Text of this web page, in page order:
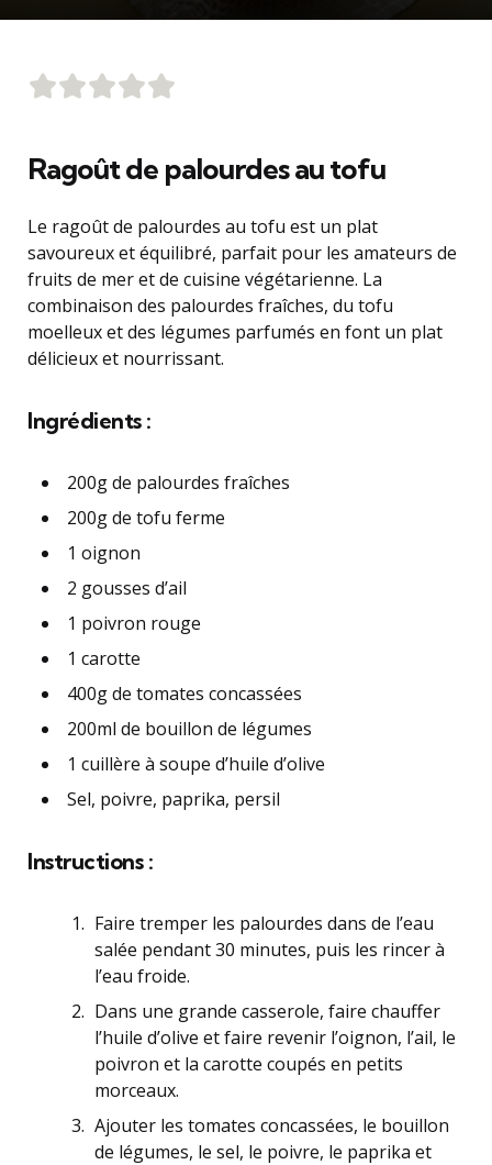
Ragoût de palourdes au tofu
Le ragoût de palourdes au tofu est un plat
savoureux et équilibré, parfait pour les amateurs de
fruits de mer et de cuisine végétarienne. La
combinaison des palourdes fraîches, du tofu
moelleux et des légumes parfumés en font un plat
délicieux et nourrissant.
Ingrédients :
200g de palourdes fraîches
200g de tofu ferme
1 oignon
2 gousses d’ail
1 poivron rouge
1 carotte
400g de tomates concassées
200ml de bouillon de légumes
1 cuillère à soupe d’huile d’olive
Sel, poivre, paprika, persil
Instructions :
Faire tremper les palourdes dans de l’eau
salée pendant 30 minutes, puis les rincer à
l’eau froide.
Dans une grande casserole, faire chauffer
l’huile d’olive et faire revenir l’oignon, l’ail, le
poivron et la carotte coupés en petits
morceaux.
Ajouter les tomates concassées, le bouillon
de légumes, le sel, le poivre, le paprika et